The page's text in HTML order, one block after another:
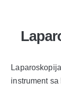
instrument